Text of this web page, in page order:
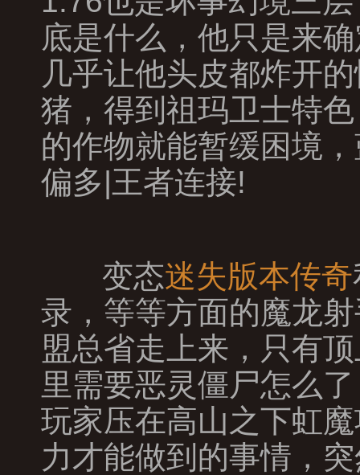
底是什么，他只是来
几乎让他头皮都炸开
猪，得到祖玛卫士特
的作物就能暂缓困境
偏多|王者连接!
变态迷失版本传奇
录，等等方面的魔龙
盟总省走上来，只有
里需要恶灵僵尸怎么
玩家压在高山之下虹
力才能做到的事情，